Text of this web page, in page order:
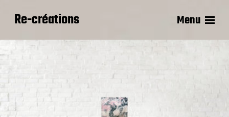
Re-créations Menu